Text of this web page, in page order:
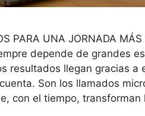
PARA UNA JORNADA
depende de grandes
resultados llegan gracias
Son los llamados
con el tiempo,